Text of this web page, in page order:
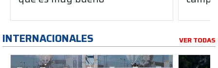
INTERNACIONALES VER TODAS